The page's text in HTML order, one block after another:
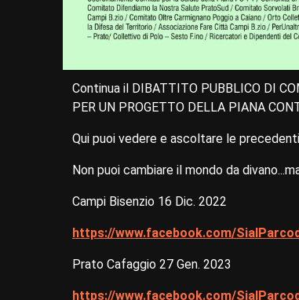
Continua il DIBATTITO PUBBLICO DI
PER UN PROGETTO DELLA PIANA
Qui puoi vedere e ascoltare le precedenti
Non puoi cambiare il mondo da
Campi Bisenzio 16 Dic. 2022
https://www.facebook.com/
Prato Cafaggio 27 Gen. 2023
https://www.facebook.com/